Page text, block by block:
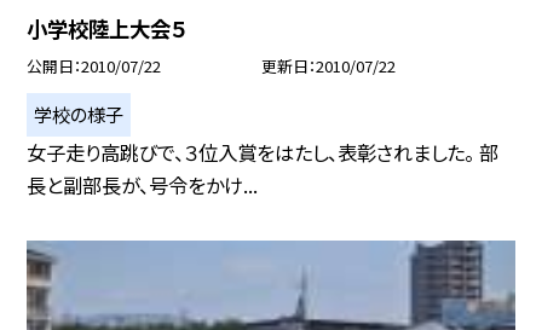
小学校陸上大会５
公開日 2010/07/22 更新日 2010/07/22
学校の様子
女子走り高跳びで、３位入賞をはたし、表彰されました。 部
長と副部長が、号令をかけ...